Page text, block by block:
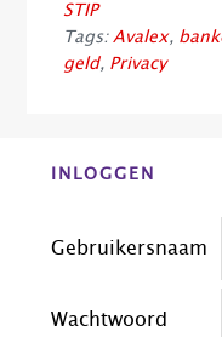
STIP
Tags: Avalex,
geld, Privacy
Before
INLOGGEN
Gebruikersnaam
Wachtwoord